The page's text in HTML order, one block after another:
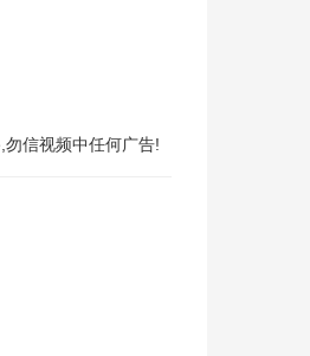
信视频中任何广告!